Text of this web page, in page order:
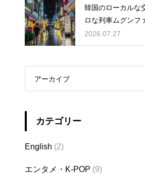
韓国のローカルな
ロな列車ムグンフ
り心地
2026.07.27
アーカイブ
カテゴリー
English (2)
エンタメ・K-POP (9)